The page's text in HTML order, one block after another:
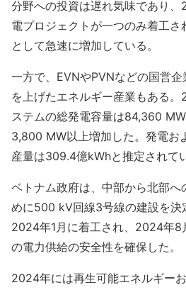
分野への投資は遅れ気味であり
電プロジェクトが一つのみ着工
として急速に増加している。
一方で、EVNやPVNなどの国営
を上げたエネルギー産業もある
ステムの総発電容量は84,360
3,800 MW以上増加した。発電お
産量は309.4億kWhと推定されて
ベトナム政府は、中部から北部へ
めに500 kV回線3号線の建設を決
2024年1月に着工され、2024年8
の電力供給の安全性を確保した。
2024年には再生可能エネルギー